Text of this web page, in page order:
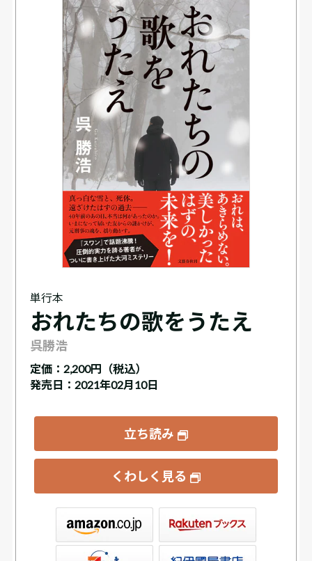
単行本
おれたちの歌をうたえ
呉勝浩
定価： 2,200円（税込）
発売日：2021年02月10日
立ち読み
くわしく見る
書店ウェブストア